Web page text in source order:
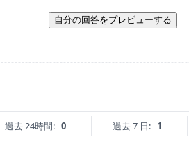
自分の回答をプレビューする
過去 24時間: 0 過去 7 日: 1